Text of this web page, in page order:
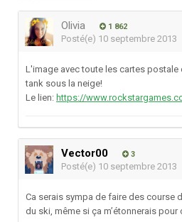
Olivia 1 862
Posté(e) 10 septembre 2013
L'image avec toute les cartes postale
tank sous la neige!
Le lien: https://
Vector00 3
Posté(e) 10 septembre 2013
Ca serais sympa de faire des course
du ski, même si ça m’étonnerais pour